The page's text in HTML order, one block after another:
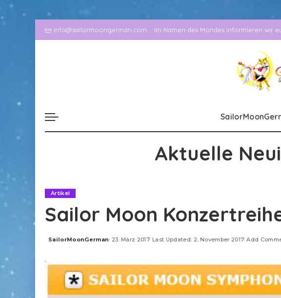
info@sailormoongerman.com Im Namen des Mondes informieren wir
Aktuelle
Artikel
Sailor Moon
Posted
SailorMoonGerman 23. März 2017 Last Updated: 2. November 2017 Add